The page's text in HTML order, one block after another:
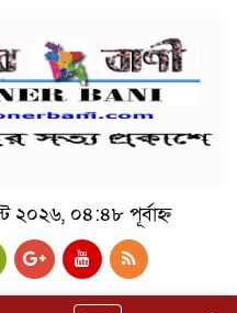
২০২৬, ০৪:৪৮ পূর্বাহ্ন